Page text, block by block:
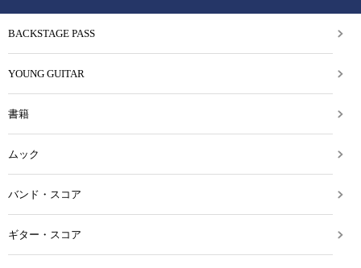
BACKSTAGE PASS
YOUNG GUITAR
書籍
ムック
バンド・スコア
ギター・スコア